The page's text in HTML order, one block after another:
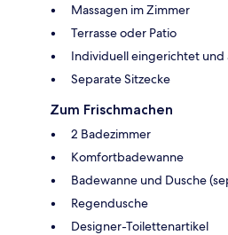
Massagen im Zimmer
Terrasse oder Patio
Individuell eingerichtet und
Separate Sitzecke
Zum Frischmachen
2 Badezimmer
Komfortbadewanne
Badewanne und Dusche
Regendusche
Designer-Toilettenartikel